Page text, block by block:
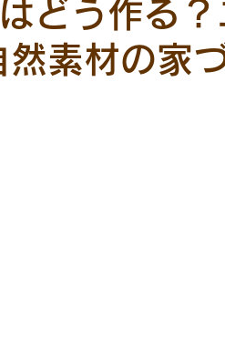
どう作る
素材の家